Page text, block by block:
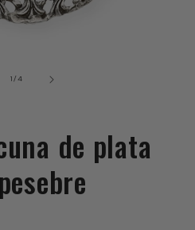
1/de
4
de plata